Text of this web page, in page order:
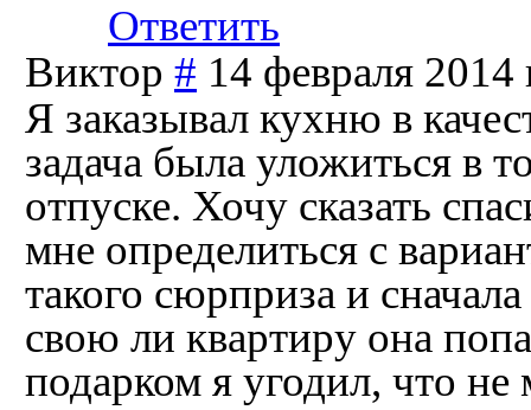
Ответить
Виктор # 14 февраля 2014
Я заказывал кухню в
задача была уложиться в
отпуске. Хочу сказать
мне определиться с
такого сюрприза и
свою ли квартиру она
подарком я угодил, что не